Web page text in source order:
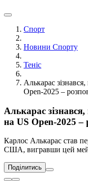
Спорт
Новини Спорту
Теніс
Алькарас
Open-2025 –
Алькарас
на US Open-2025 –
Карлос Алькарас став
США, вигравши цей
Поділитись